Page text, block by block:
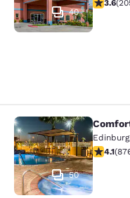
40
3.6(
Comfort Inn
50
Edinburg
4.1(